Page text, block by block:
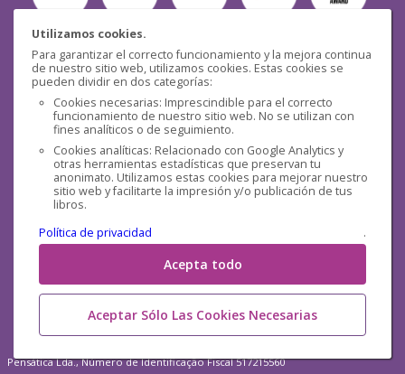
Utilizamos cookies.
Para garantizar el correcto funcionamiento y la mejora continua
de nuestro sitio web, utilizamos cookies. Estas cookies se
pueden dividir en dos categorías:
Cookies necesarias: Imprescindible para el correcto
funcionamiento de nuestro sitio web. No se utilizan con
fines analíticos o de seguimiento.
Cookies analíticas: Relacionado con Google Analytics y
otras herramientas estadísticas que preservan tu
anonimato. Utilizamos estas cookies para mejorar nuestro
sitio web y facilitarte la impresión y/o publicación de tus
libros.
Política de privacidad
.
Acepta todo
Aceptar Sólo Las Cookies Necesarias
Seguridad
Redes sociales
Pensática Lda., Número de Identificação Fiscal 517215560